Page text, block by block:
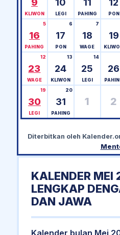
KLIWON LEGI PAHING PON
16
5
PAHING
17
6
PON
18
7
WAGE
19
23
12
WAGE
24
13
KLIWON
25
14
LEGI
26
30
19
LEGI
31
20
PAHING
1 2
Diterbitkan oleh
KALENDER MEI
LENGKAP
DAN JAWA
Kalender bulan Mei